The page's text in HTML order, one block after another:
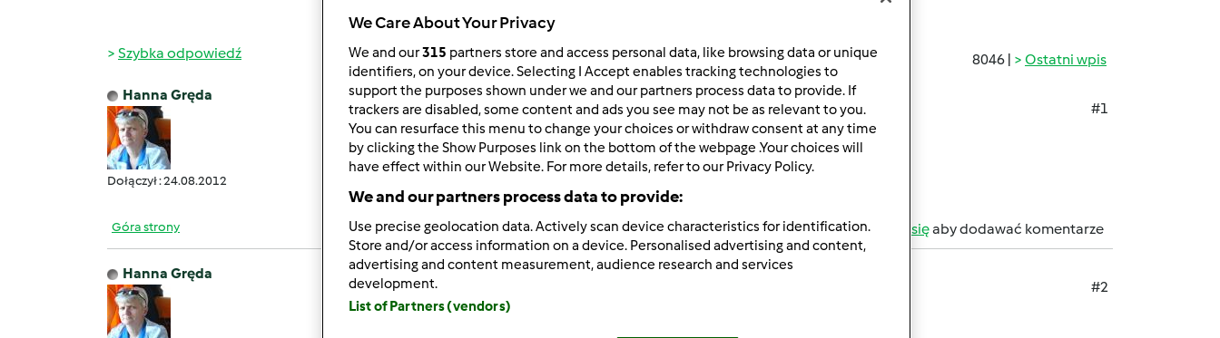
8046 | Ostatni wpis
Szybka odpowiedź
Hanna Gręda
Dołączył : 24.08.2012
pt., 05/06/2016 - 04:09
#1
Jakiś krótki ten tydzień
Góra strony Zalogujlub zarejestruj sięaby dodawać komentarze
Hanna Gręda
pt., 05/06/2016 - 18:16
#2
Dobranoc do poniedziałku
We Care About Your Privacy
We and our315 partners store and access personal data, like browsing data or unique
identifiers, on your device. Selecting I Accept enables tracking technologies to
support the purposes shown under we and our partners process data to provide. If
trackers are disabled, some content and ads you see may not be as relevant to you.
You can resurface this menu to change your choices or withdraw consent at any time
by clicking the Show Purposes link on the bottom of the webpage .Your choices will
have effect within our Website. For more details, refer to our Privacy Policy.
We and our partners process data to provide:
Use precise geolocation data. Actively scan device characteristics for identification.
Store and/or access information on a device. Personalised advertising and content,
advertising and content measurement, audience research and services
development.
List of Partners (vendors)